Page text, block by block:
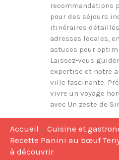
recommandations
pour des séjours
itinéraires
adresses locales,
astuces pour
Laissez-vous
expertise et notre
ville fascinante.
vivre un voyage
avec Un zeste de
Accueil
Cuisine et
Recette Panini au bœuf
à découvrir